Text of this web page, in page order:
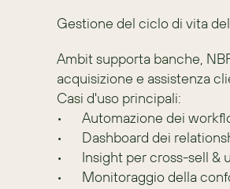
Gestione del ciclo di vita
Ambit supporta banche,
acquisizione e assistenza
Casi d'uso principali:
•	Automazione dei
•	Dashboard dei
•	Insight per cross-sell &
•	Monitoraggio della